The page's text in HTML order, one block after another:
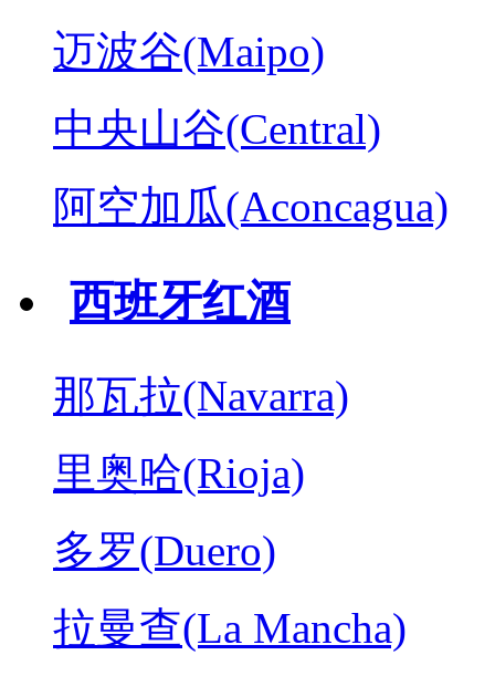
迈波谷(Maipo)
中央山谷(Central)
阿空加瓜(Aconcagua)
西班牙红酒
那瓦拉(Navarra)
里奥哈(Rioja)
多罗(Duero)
拉曼查(La Mancha)